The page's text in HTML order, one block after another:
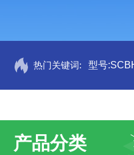
热门关键词: 型号
产品分类